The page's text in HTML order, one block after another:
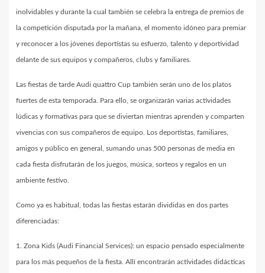
inolvidables y durante la cual también se celebra la entrega de premios de
la competición disputada por la mañana, el momento idóneo para premiar
y reconocer a los jóvenes deportistas su esfuerzo, talento y deportividad
delante de sus equipos y compañeros, clubs y familiares.
Las fiestas de tarde Audi quattro Cup también serán uno de los platos
fuertes de esta temporada. Para ello, se organizarán varias actividades
lúdicas y formativas para que se diviertan mientras aprenden y comparten
vivencias con sus compañeros de equipo. Los deportistas, familiares,
amigos y público en general, sumando unas 500 personas de media en
cada fiesta disfrutarán de los juegos, música, sorteos y regalos en un
ambiente festivo.
Como ya es habitual, todas las fiestas estarán divididas en dos partes
diferenciadas:
1. Zona Kids (Audi Financial Services): un espacio pensado especialmente
para los más pequeños de la fiesta. Allí encontrarán actividades didácticas